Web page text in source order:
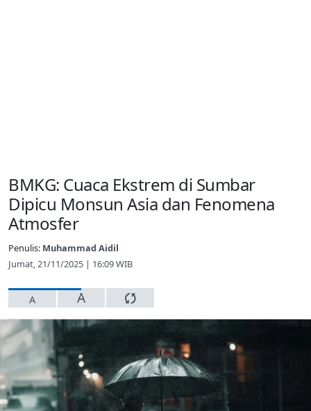
BMKG: Cuaca Ekstrem di Sumbar
Dipicu Monsun Asia dan Fenomena
Atmosfer
Penulis: Muhammad Aidil
Jumat, 21/11/2025 | 16:09 WIB
A A